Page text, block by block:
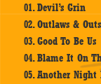
01. Devil’s Grin
02. Outlaws &
03. Good To Be Us
04. Blame It On
05. Another